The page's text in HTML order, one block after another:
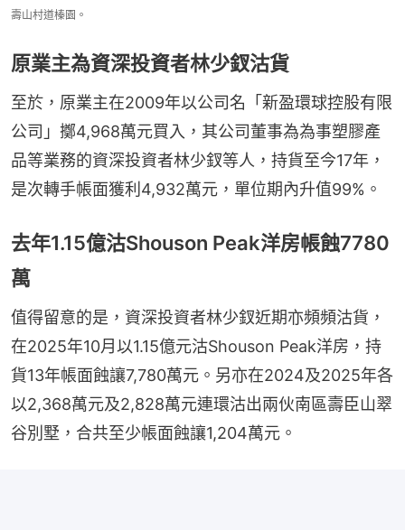
壽山村道榛園。
原業主為資深投資者林少釵沽貨
至於，原業主在2009年以公司名「新盈環球控股有限
公司」擲4,968萬元買入，其公司董事為為事塑膠產
品等業務的資深投資者林少釵等人，持貨至今17年，
是次轉手帳面獲利4,932萬元，單位期內升值99%。
去年1.15億沽Shouson Peak洋房帳蝕7780
萬
值得留意的是，資深投資者林少釵近期亦頻頻沽貨，
在2025年10月以1.15億元沽Shouson Peak洋房，持
貨13年帳面蝕讓7,780萬元。另亦在2024及2025年各
以2,368萬元及2,828萬元連環沽出兩伙南區壽臣山翠
谷別墅，合共至少帳面蝕讓1,204萬元。